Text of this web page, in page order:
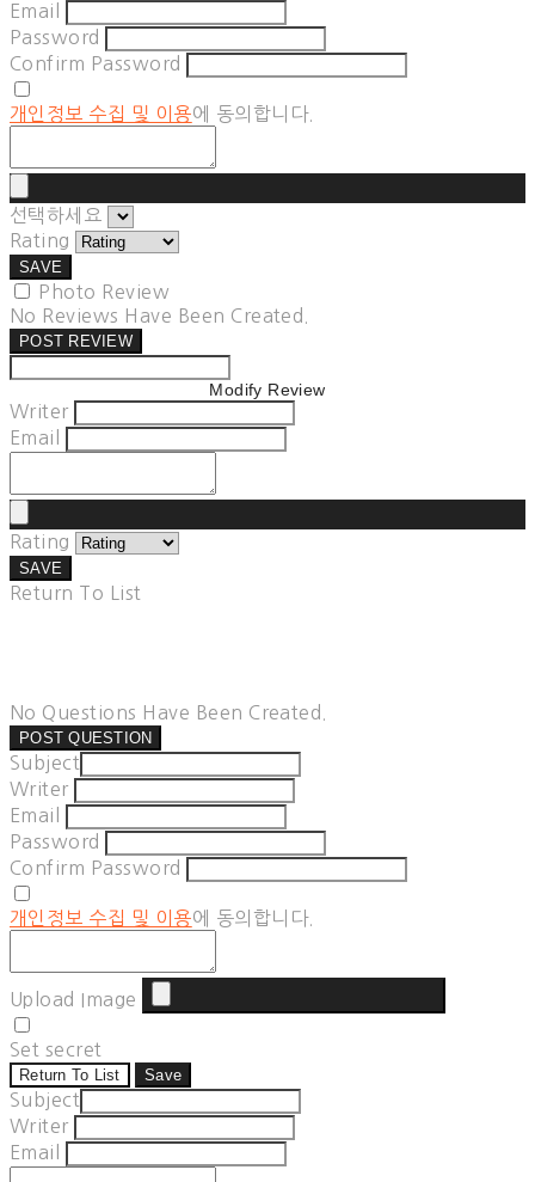
Email
Password
Confirm Password
개인정보 수집 및 이용에 동의합니다.
선택하세요
Rating
SAVE
Photo Review
No Reviews Have Been Created.
POST REVIEW
Modify Review
Writer
Email
Rating
SAVE
Return To List
No Questions Have Been Created.
POST QUESTION
Subject
Writer
Email
Password
Confirm Password
개인정보 수집 및 이용에 동의합니다.
Upload Image
Set secret
Return To List Save
Subject
Writer
Email